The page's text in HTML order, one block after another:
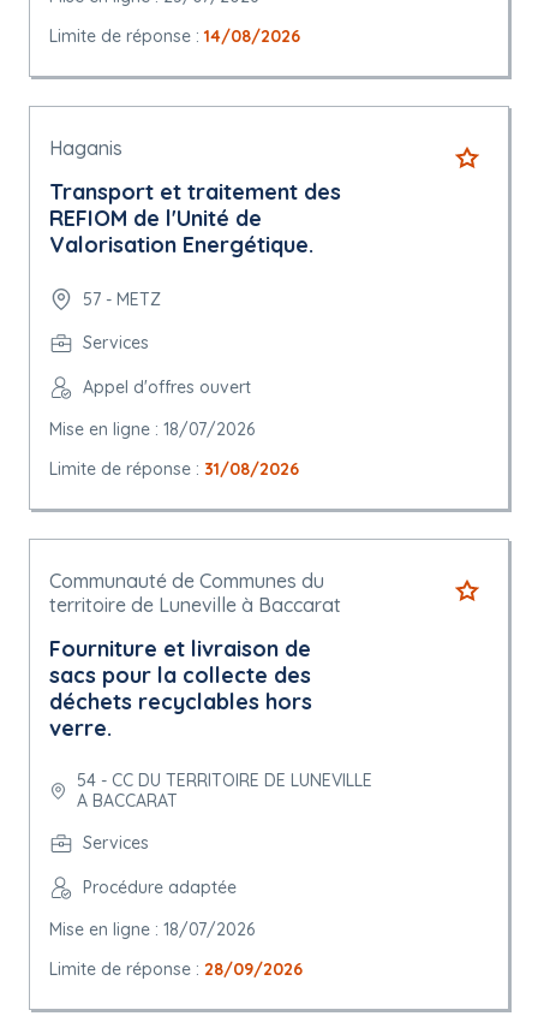
Limite de réponse : 14/08/2026
Haganis
Transport et traitement des
REFIOM de l'Unité de
Valorisation Energétique.
57 - METZ
Services
Appel d'offres ouvert
Mise en ligne : 18/07/2026
Limite de réponse : 31/08/2026
Communauté de Communes du
territoire de Luneville à Baccarat
Fourniture et livraison de
sacs pour la collecte des
déchets recyclables hors
verre.
54 - CC DU TERRITOIRE DE LUNEVILLE
A BACCARAT
Services
Procédure adaptée
Mise en ligne : 18/07/2026
Limite de réponse : 28/09/2026